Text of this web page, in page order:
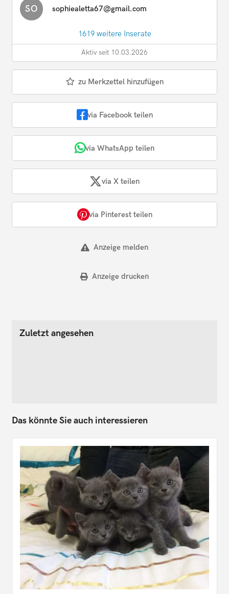
SO sophiealetta67@gmail.com
1619 weitere Inserate
Aktiv seit 10.03.2026
zu Merkzettel hinzufügen
via Facebook teilen
via WhatsApp teilen
via X teilen
via Pinterest teilen
Anzeige melden
Anzeige drucken
Zuletzt angesehen
Das könnte Sie auch interessieren